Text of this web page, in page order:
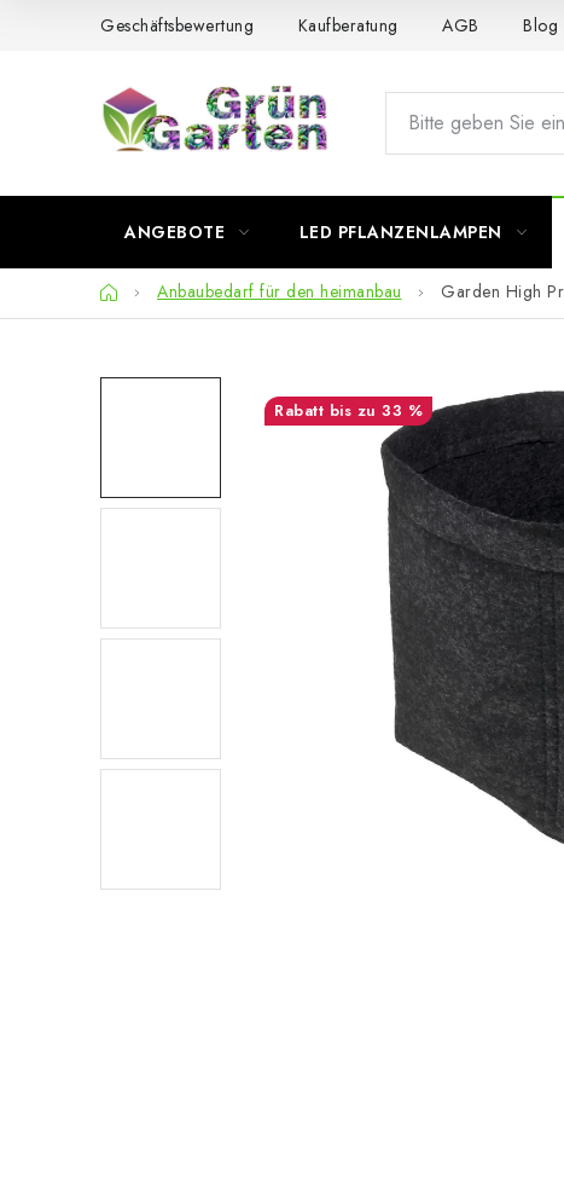
Geschäftsbewertung Kaufberatung AGB Blog
ANGEBOTE LED PFLANZENLAMPEN
StartseiteAnbaubedarf für den heimanbau Garden High
bis zu 33 %